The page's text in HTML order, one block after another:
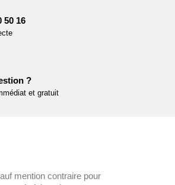
50 16
?
et gratuit
mention contraire pour